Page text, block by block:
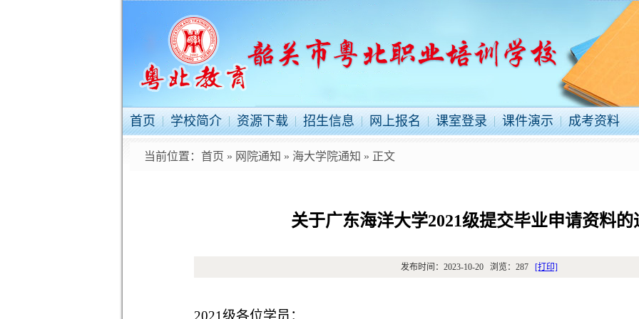
首页 学校简介 资源下载 招生信息 网上报名 课室登录 课件演示 成考资料
当前位置： 首页 » 网院通知 » 海大学院通知 » 正文
关于广东海洋大学2021级提交毕业申请资料的
发布时间： 2023-10-20 浏览： 287 [打印]
2021级各位学员：